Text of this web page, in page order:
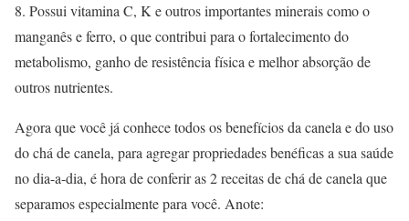
8. Possui vitamina C, K e outros importantes minerais como o
manganês e ferro, o que contribui para o fortalecimento do
metabolismo, ganho de resistência física e melhor absorção de
outros nutrientes.
Agora que você já conhece todos os benefícios da canela e do uso
do chá de canela, para agregar propriedades benéficas a sua saúde
no dia-a-dia, é hora de conferir as 2 receitas de chá de canela que
separamos especialmente para você. Anote: